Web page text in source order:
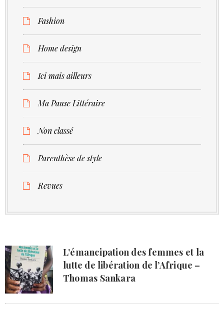
Fashion
Home design
Ici mais ailleurs
Ma Pause Littéraire
Non classé
Parenthèse de style
Revues
L’émancipation des femmes et la
lutte de libération de l’Afrique –
Thomas Sankara